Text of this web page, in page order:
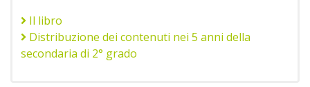
Il libro
Distribuzione dei contenuti nei 5 anni della
secondaria di 2° grado